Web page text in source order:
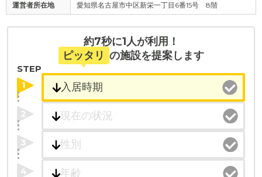
運営者所在地 愛知県名古屋市中区新栄一丁目6番15号 8階
約7秒に1人が利用！
ピッタリ の施設を提案します
STEP
1
2
3
4